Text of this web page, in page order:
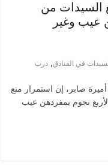
السيدات من
عيب وغير
في الفنادق, درب
صابر، إن استمرار منع
نجوم بمفردهن عيب